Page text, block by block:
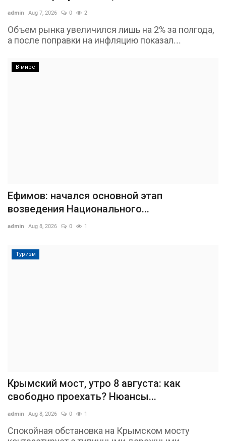
admin Aug 7, 2026 0 2
Объем рынка увеличился лишь на 2% за полгода,
а после поправки на инфляцию показал...
В мире
Ефимов: начался основной этап
возведения Национального...
admin Aug 8, 2026 0 1
Туризм
Крымский мост, утро 8 августа: как
свободно проехать? Нюансы...
admin Aug 8, 2026 0 1
Спокойная обстановка на Крымском мосту